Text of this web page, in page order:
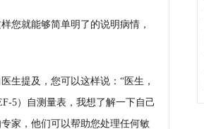
您就能够简单明了的说明病情，
生提及，您可以这样说：“医生，
5）自测量表，我想了解一下自己
家，他们可以帮助您处理任何敏